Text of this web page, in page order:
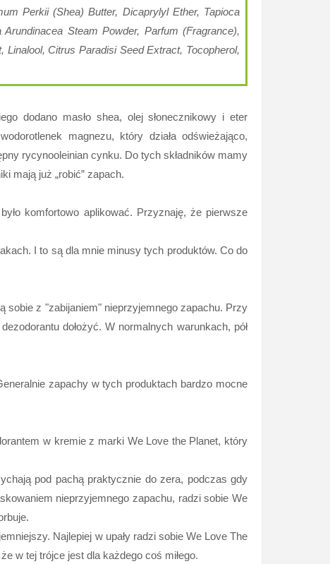
Perkii (Shea) Butter, Dicaprylyl Ether, Tapioca
Steam Powder, Parfum (Fragrance),
Citrus Paradisi Seed Extract, Tocopherol,
dodano masło shea, olej słonecznikowy i eter
magnezu, który działa odświeżająco,
rycynooleinian cynku. Do tych składników mamy
mają już „robić” zapach.
komfortowo aplikować. Przyznaję, że pierwsze
I to są dla mnie minusy tych produktów. Co do
sobie z "zabijaniem" nieprzyjemnego zapachu. Przy
dołożyć. W normalnych warunkach, pół
zapachy w tych produktach bardzo mocne
w kremie z marki We Love the Planet, który
pod pachą praktycznie do zera, podczas gdy
nieprzyjemnego zapachu, radzi sobie We
Najlepiej w upały radzi sobie We Love The
w tej trójce jest dla każdego coś miłego.